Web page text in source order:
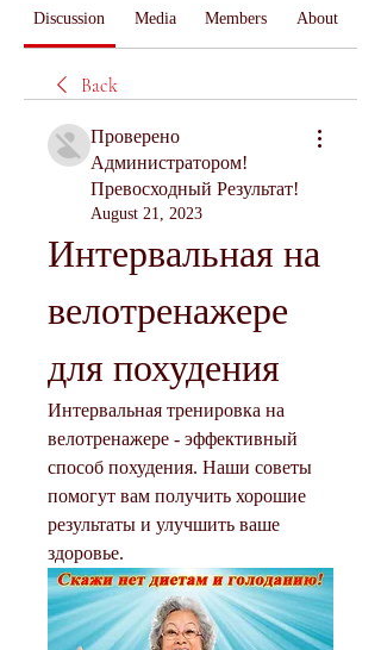
Discussion Media Members About
Back
Проверено
Администратором!
Превосходный Результат!
August 21, 2023
Интервальная на
велотренажере
для похудения
Интервальная тренировка на
велотренажере - эффективный
способ похудения. Наши советы
помогут вам получить хорошие
результаты и улучшить ваше
здоровье.